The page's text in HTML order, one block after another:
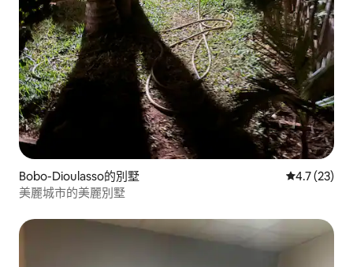
Bobo-Dioulasso的別墅 從 23 則評
4.7 (23)
美麗城市的美麗別墅